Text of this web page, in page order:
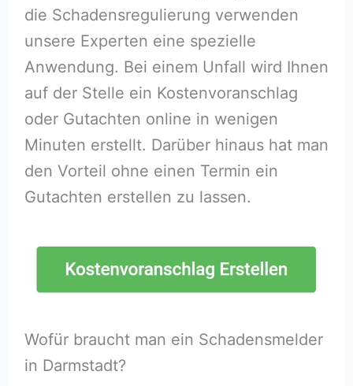
die Schadensregulierung verwenden
unsere Experten eine spezielle
Anwendung. Bei einem Unfall wird Ihnen
auf der Stelle ein Kostenvoranschlag
oder Gutachten online in wenigen
Minuten erstellt. Darüber hinaus hat man
den Vorteil ohne einen Termin ein
Gutachten erstellen zu lassen.
Wofür braucht man ein Schadensmelder
in Darmstadt?